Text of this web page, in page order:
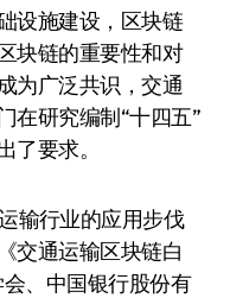
设施建设，区块链
块链的重要性和对
为广泛共识，交通
在研究编制“十四五”
了要求。
输行业的应用步伐
交通运输区块链白
、中国银行股份有